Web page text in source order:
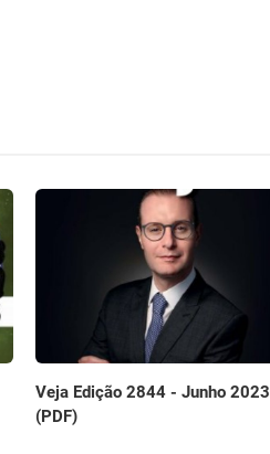
Veja Edição 2844 - Junho 2023
(PDF)